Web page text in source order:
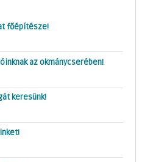
főépítésze!
az okmánycserében!
keresünk!